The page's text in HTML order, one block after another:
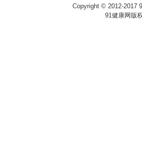
Copyright © 2012-2017
91健康网版